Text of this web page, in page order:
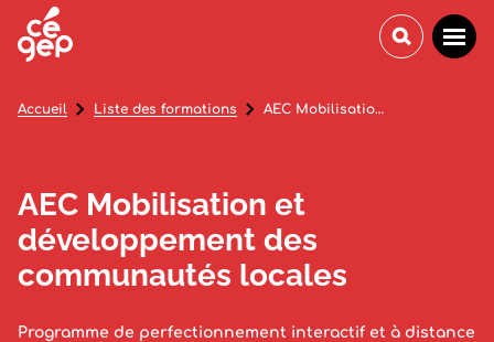
AEC Mobilisation et
développement des
communautés locales
Programme de perfectionnement interactif et à distance
Accueil Liste des formations AEC Mobilisation et développement des communautés locales